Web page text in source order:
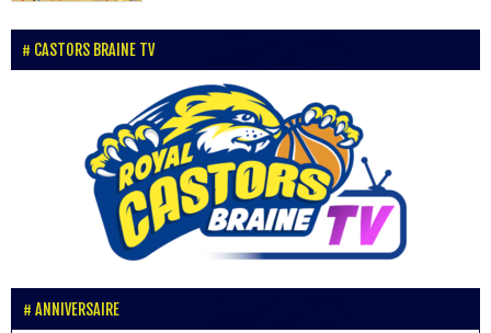
CASTORS BRAINE TV
ANNIVERSAIRE